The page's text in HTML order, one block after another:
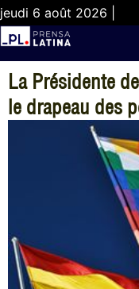
jeudi 6 août 2026 |
La Présidente
le drapeau des